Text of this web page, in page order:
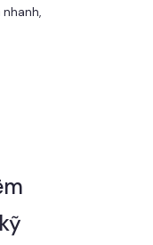
nhanh,